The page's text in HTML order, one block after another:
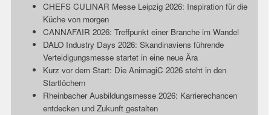
CHEFS CULINAR Messe Leipzig 2026: Inspiration für die
Küche von morgen
CANNAFAIR 2026: Treffpunkt einer Branche im Wandel
DALO Industry Days 2026: Skandinaviens führende
Verteidigungsmesse startet in eine neue Ära
Kurz vor dem Start: Die AnimagiC 2026 steht in den
Startlöchern
Rheinbacher Ausbildungsmesse 2026: Karrierechancen
entdecken und Zukunft gestalten